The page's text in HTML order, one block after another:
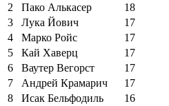
2
Пако Алькасер
18
3
Лука Йович
17
4
Марко Ройс
17
5
Кай Хаверц
17
6
Ваутер Вегорст
17
7
Андрей Крамарич
17
8
Исак Бельфодиль
16